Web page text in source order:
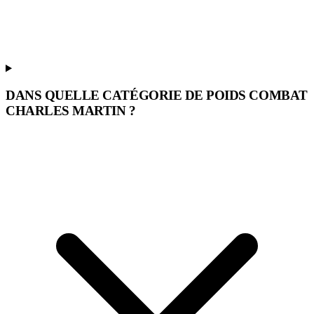
DANS QUELLE CATÉGORIE DE POIDS COMBAT
CHARLES MARTIN ?